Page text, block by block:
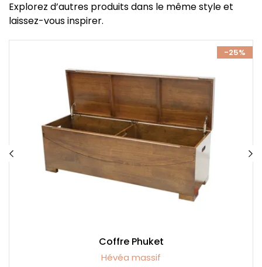
Explorez d’autres produits dans le même style et
laissez-vous inspirer.
-25%
Coffre Phuket
Hévéa massif